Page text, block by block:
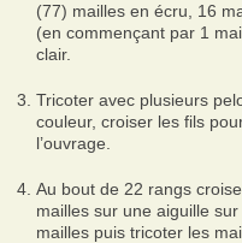
(77) mailles en écru, 16
(en commençant par 1
clair.
Tricoter avec plusieurs
couleur, croiser les fils
l’ouvrage.
Au bout de 22 rangs
mailles sur une aiguille
mailles puis tricoter les